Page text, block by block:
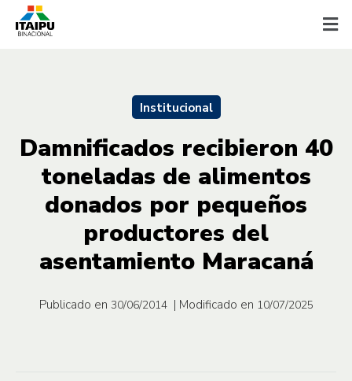
Institucional
Damnificados recibieron 40
toneladas de alimentos
donados por pequeños
productores del
asentamiento Maracaná
Publicado en 30/06/2014 | Modificado en 10/07/2025